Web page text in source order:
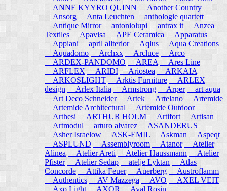
ANNE KYYRO QUINN
Another Country
Ansorg
Anta Leuchten
anthologie quartett
Antique Mirror
antoniolupi antrax it
Anzea
Textiles
Apavisa APE Ceramica
Apparatus
Appiani
april allterior Aqlus Aqua Creations
Aquadomo
Archxx Arcluce
Arco
ARDEX-PANDOMO
AREA
Ares Line
ARFLEX
ARIDI Ariostea
ARKAIA
ARKOSLIGHT
Arktis Furniture
ARLEX
design
Arlex Italia Armstrong Arper
art aqua
Art Deco Schneider
Artek Artelano
Artemide
Artemide Architectural
Artemide Outdoor
Arthesi
ARTHUR HOLM Artifort
Artisan
Artmodul
arturo alvarez
ASANDERUS
Asher Israelow
ASK-EMIL Askman
Aspeqt
ASPLUND
Assemblyroom Atanor
Atelier
Alinea
Atelier Areti Atelier Haussmann
Atelier
Pfister
Atelier Sedap atelje Lyktan
Atlas
Concorde
Attika Feuer Auerberg
Austroflamm
Authentics
AV Mazzega AVO
AXEL VEIT